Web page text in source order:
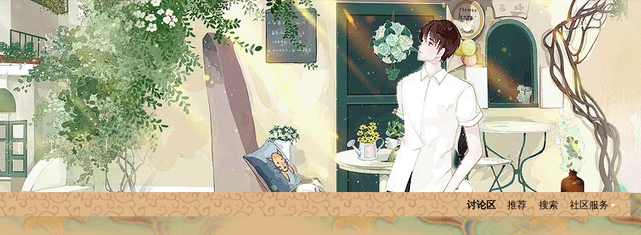
论坛首页 网站首页
讨论区 推荐 搜索 社区服务